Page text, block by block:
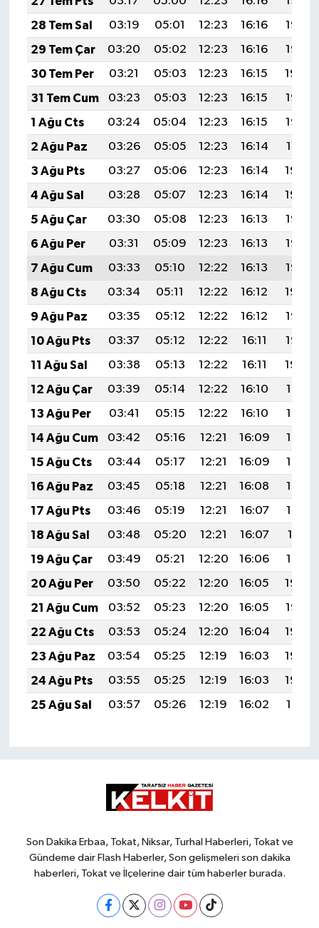
28 Tem Sal
03:19 05:01 12:23 16:16
19:36
29 Tem Çar
03:20 05:02 12:23 16:16
19:35
30 Tem Per
03:21 05:03 12:23 16:15
19:34
31 Tem Cum
03:23 05:03 12:23 16:15
19:33
1 Ağu Cts
03:24 05:04 12:23 16:15
19:32
2 Ağu Paz
03:26 05:05 12:23 16:14
19:31
3 Ağu Pts
03:27 05:06 12:23 16:14
19:30
4 Ağu Sal
03:28 05:07 12:23 16:14
19:29
5 Ağu Çar
03:30 05:08 12:23 16:13
19:28
6 Ağu Per
03:31 05:09 12:23 16:13
19:26
7 Ağu Cum
03:33 05:10 12:22 16:13
19:25
8 Ağu Cts
03:34 05:11 12:22 16:12
19:24
9 Ağu Paz
03:35 05:12 12:22 16:12
19:23
10 Ağu Pts
03:37 05:12 12:22 16:11
19:22
11 Ağu Sal
03:38 05:13 12:22 16:11
19:20
12 Ağu Çar
03:39 05:14 12:22 16:10
19:19
13 Ağu Per
03:41 05:15 12:22 16:10
19:18
14 Ağu Cum
03:42 05:16 12:21 16:09
19:17
15 Ağu Cts
03:44 05:17 12:21 16:09
19:15
16 Ağu Paz
03:45 05:18 12:21 16:08
19:14
17 Ağu Pts
03:46 05:19 12:21 16:07
19:13
18 Ağu Sal
03:48 05:20 12:21 16:07
19:11
19 Ağu Çar
03:49 05:21 12:20 16:06
19:10
20 Ağu Per
03:50 05:22 12:20 16:05
19:09
21 Ağu Cum
03:52 05:23 12:20 16:05
19:07
22 Ağu Cts
03:53 05:24 12:20 16:04
19:06
23 Ağu Paz
03:54 05:25 12:19 16:03
19:04
24 Ağu Pts
03:55 05:25 12:19 16:03
19:03
25 Ağu Sal
03:57 05:26 12:19 16:02 19:01
Son Dakika Erbaa, Tokat, Niksar, Turhal Haberleri, Tokat ve
Gündeme dair Flash Haberler, Son gelişmeleri son dakika
haberleri, Tokat ve İlçelerine dair tüm haberler burada.